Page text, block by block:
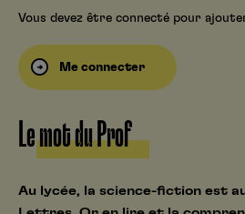
Vous devez être connecté pour
Me connecter
Le mot du Prof
Au lycée, la science-fiction est